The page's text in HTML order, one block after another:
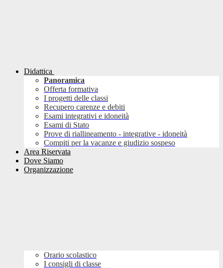
Didattica
Panoramica
Offerta formativa
I progetti delle classi
Recupero carenze e debiti
Esami integrativi e idoneità
Esami di Stato
Prove di riallineamento - integrative - idoneità
Compiti per la vacanze e giudizio sospeso
Area Riservata
Dove Siamo
Organizzazione
Orario scolastico
I consigli di classe